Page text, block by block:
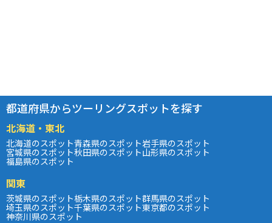
都道府県からツーリングスポットを探す
北海道・東北
北海道のスポット青森県のスポット岩手県のスポット
宮城県のスポット秋田県のスポット山形県のスポット
福島県のスポット
関東
茨城県のスポット栃木県のスポット群馬県のスポット
埼玉県のスポット千葉県のスポット東京都のスポット
神奈川県のスポット